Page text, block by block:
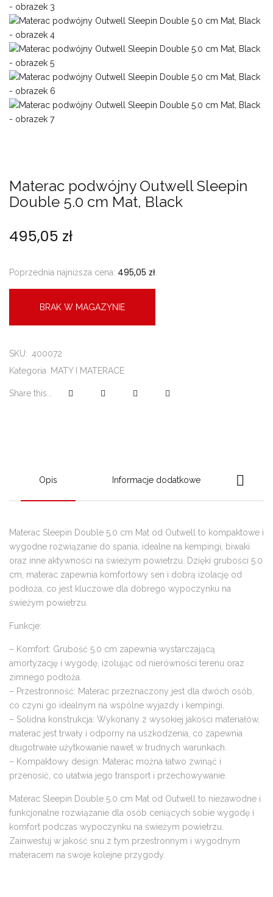
Materac podwójny Outwell Sleepin
Double 5.0 cm Mat, Black
495,05 zł
Poprzednia najniższa cena: 495,05 zł
BRAK W MAGAZYNIE
SKU: 400072
Kategoria
MATY I MATERACE
Share this...
Opis Informacje dodatkowe
Materac Sleepin Double 5.0 cm Mat od Outwell to kompaktowe i
wygodne rozwiązanie do spania, idealne na kempingi, biwaki
oraz inne aktywności na świeżym powietrzu. Dzięki grubości 5.0
cm, materac zapewnia komfortowy sen i dobrą izolację od
podłoża, co jest kluczowe dla dobrego wypoczynku na
świeżym powietrzu.
Funkcje:
– Komfort: Grubość 5.0 cm zapewnia wystarczającą
amortyzację i wygodę, izolując od nierówności terenu oraz
zimnego podłoża.
– Przestronność: Materac przeznaczony jest dla dwóch osób,
co czyni go idealnym na wspólne wyjazdy i kempingi.
– Solidna konstrukcja: Wykonany z wysokiej jakości materiałów,
materac jest trwały i odporny na uszkodzenia, co zapewnia
długotrwałe użytkowanie nawet w trudnych warunkach.
– Kompaktowy design: Materac można łatwo zwinąć i
przenosić, co ułatwia jego transport i przechowywanie.
Materac Sleepin Double 5.0 cm Mat od Outwell to niezawodne i
funkcjonalne rozwiązanie dla osób ceniących sobie wygodę i
komfort podczas wypoczynku na świeżym powietrzu.
Zainwestuj w jakość snu z tym przestronnym i wygodnym
materacem na swoje kolejne przygody.